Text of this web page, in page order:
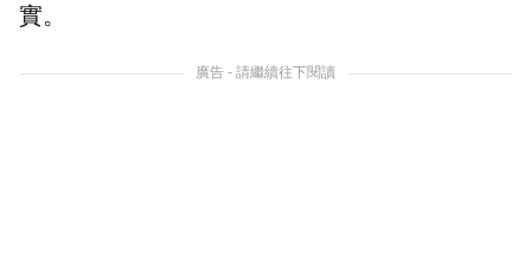
實。
廣告 - 請繼續往下閱讀